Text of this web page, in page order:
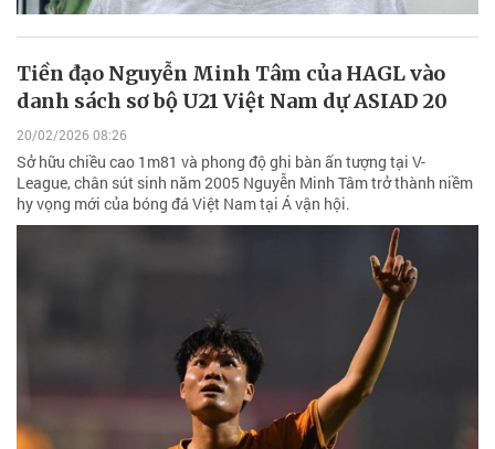
Tiền đạo Nguyễn Minh Tâm của HAGL vào
danh sách sơ bộ U21 Việt Nam dự ASIAD 20
20/02/2026 08:26
Sở hữu chiều cao 1m81 và phong độ ghi bàn ấn tượng tại V-
League, chân sút sinh năm 2005 Nguyễn Minh Tâm trở thành niềm
hy vọng mới của bóng đá Việt Nam tại Á vận hội.